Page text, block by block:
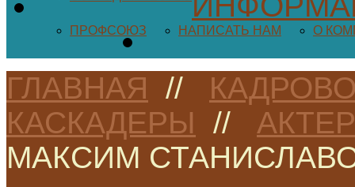
ПРОФСОЮЗ НАПИСАТЬ НАМ О
ГЛАВНАЯ //
КАСКАДЕРЫ //
МАКСИМ